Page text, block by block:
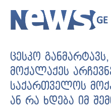
ცესკო
მოქალაქეს
საქართველოს
ან რა ხდება იმ